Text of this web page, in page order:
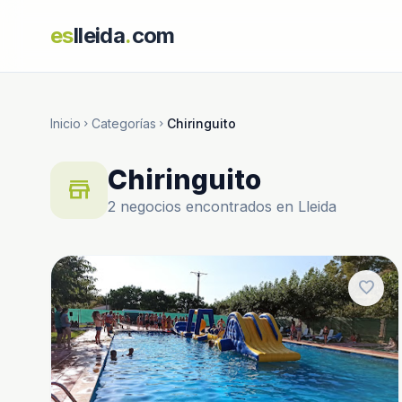
eslleida.com
Inicio chevron_right Categorías chevron_right Chiringuito
store Chiringuito
2 negocios encontrados en Lleida
favorite